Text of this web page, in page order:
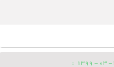
: